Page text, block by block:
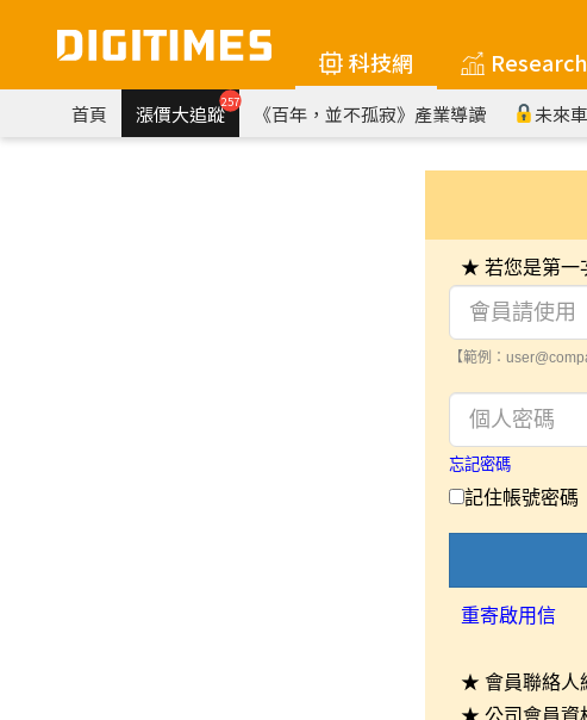
科技網 Research
首頁 漲價大追蹤257 《百年，並不孤寂》產業導讀 未來
★ 若您是第一
【範例：
忘記密碼
記住帳號密碼
重寄啟用信
★ 會員聯絡人
★ 公司會員資